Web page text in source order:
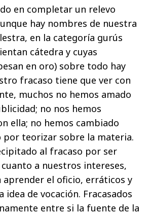
en completar un relevo
hay nombres de nuestra
en la categoría gurús
cátedra y cuyas
en oro) sobre todo hay
fracaso tiene que ver con
muchos no hemos amado
no nos hemos
ella; no hemos cambiado
por teorizar sobre la materia.
al fracaso por ser
a nuestros intereses,
aprender el oficio, erráticos y
idea de vocación. Fracasados
entre si la fuente de la